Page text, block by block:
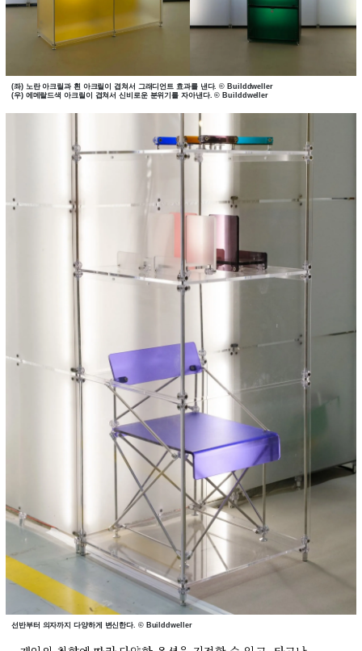
(좌) 노란 아크릴과 흰 아크릴이 겹쳐서 그래디언트 효과를 낸다. © Builddweller
(우) 에메랄드색 아크릴이 겹쳐서 신비로운 분위기를 자아낸다. © Builddweller
선반부터 의자까지 다양하게 변신한다. © Builddweller